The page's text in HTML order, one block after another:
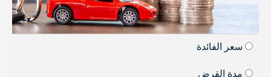
سعر الفائدة
مدة القرض